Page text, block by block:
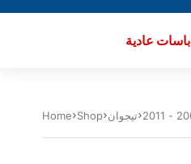
باسات عادية
Home Shop تيجوان